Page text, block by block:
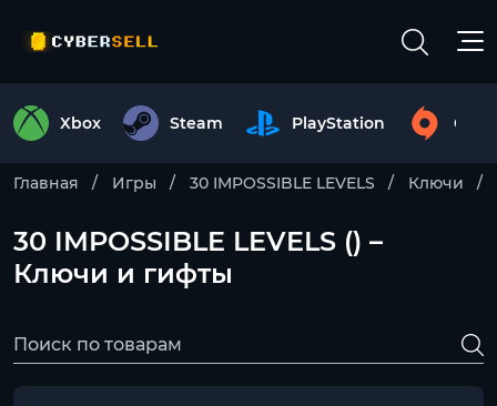
Xbox Steam PlayStation
Главная Игры 30 IMPOSSIBLE LEVELS Ключи
30 IMPOSSIBLE LEVELS () –
Ключи и гифты